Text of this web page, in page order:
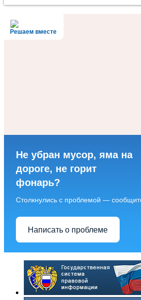
Решаем вместе
Не убран мусор, яма на
дороге, не горит
фонарь?
Столкнулись с проблемой —
Написать о проблеме